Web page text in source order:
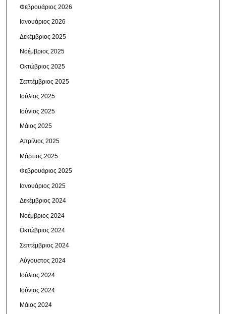
Φεβρουάριος 2026
Ιανουάριος 2026
Δεκέμβριος 2025
Νοέμβριος 2025
Οκτώβριος 2025
Σεπτέμβριος 2025
Ιούλιος 2025
Ιούνιος 2025
Μάιος 2025
Απρίλιος 2025
Μάρτιος 2025
Φεβρουάριος 2025
Ιανουάριος 2025
Δεκέμβριος 2024
Νοέμβριος 2024
Οκτώβριος 2024
Σεπτέμβριος 2024
Αύγουστος 2024
Ιούλιος 2024
Ιούνιος 2024
Μάιος 2024